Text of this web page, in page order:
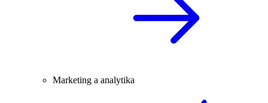
Marketing a analytika